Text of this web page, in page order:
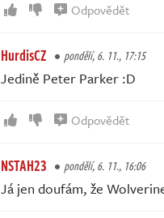
Odpovědět
HurdisCZ pondělí, 6. 11., 17:15
Jedině Peter Parker :D
Odpovědět
NSTAH23 pondělí, 6. 11., 16:06
Já jen doufám, že